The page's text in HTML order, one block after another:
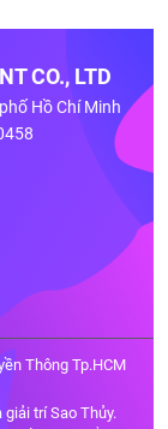
CO., LTD
Hồ Chí Minh
Thông Tp.HCM
trí Sao Thủy.